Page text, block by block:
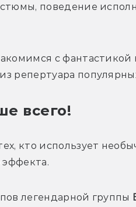
поведение
с
репертуара
всего!
кто использует
легендарной группы